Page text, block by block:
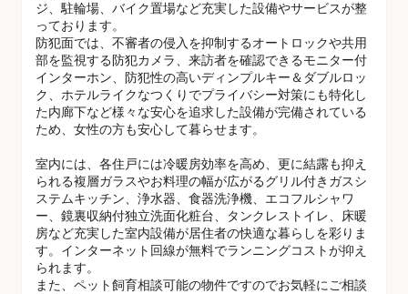
ジ、駐輪場、バイク置場など充実した設備やサービスが整
っております。
防犯面では、不審者の侵入を抑制するオートロックや共用
部を監視する防犯カメラ、来訪者を確認できるモニター付
インターホン、防犯性の高いディンプルキー＆ダブルロッ
ク、ホテルライクなつくりでプライバシー対策にも特化し
た内廊下など様々な安心を追求した設備が完備されている
ため、女性の方も安心して暮らせます。
室内には、各住戸には冷暖房効率を高め、更に結露も抑え
られる複層ガラスやお料理の幅が広がるグリル付きガスシ
ステムキッチン、浄水器、食器洗浄機、エコフルシャワ
ー、鏡裏収納付独立洗面化粧台、タンクレストイレ、床暖
房など充実した室内設備が居住者の快適な暮らしを彩りま
す。インターネット回線が無料でランニングコストが抑え
られます。
また、ペット飼育相談可能の物件ですのでお気軽にご相談